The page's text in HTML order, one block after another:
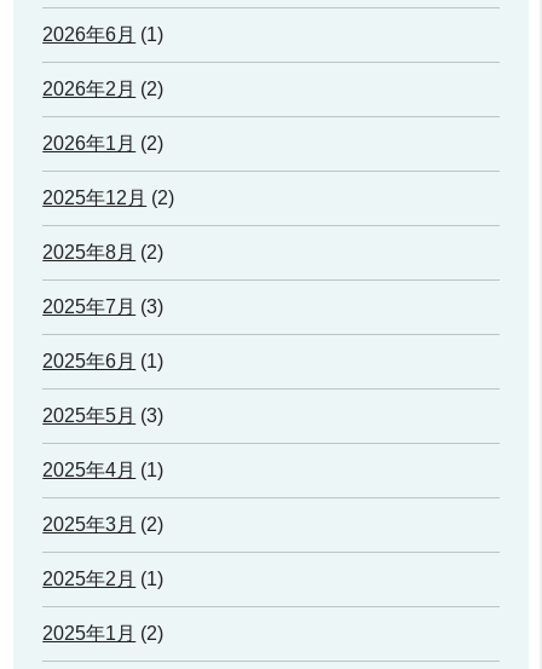
2026年6月 (1)
2026年2月 (2)
2026年1月 (2)
2025年12月 (2)
2025年8月 (2)
2025年7月 (3)
2025年6月 (1)
2025年5月 (3)
2025年4月 (1)
2025年3月 (2)
2025年2月 (1)
2025年1月 (2)